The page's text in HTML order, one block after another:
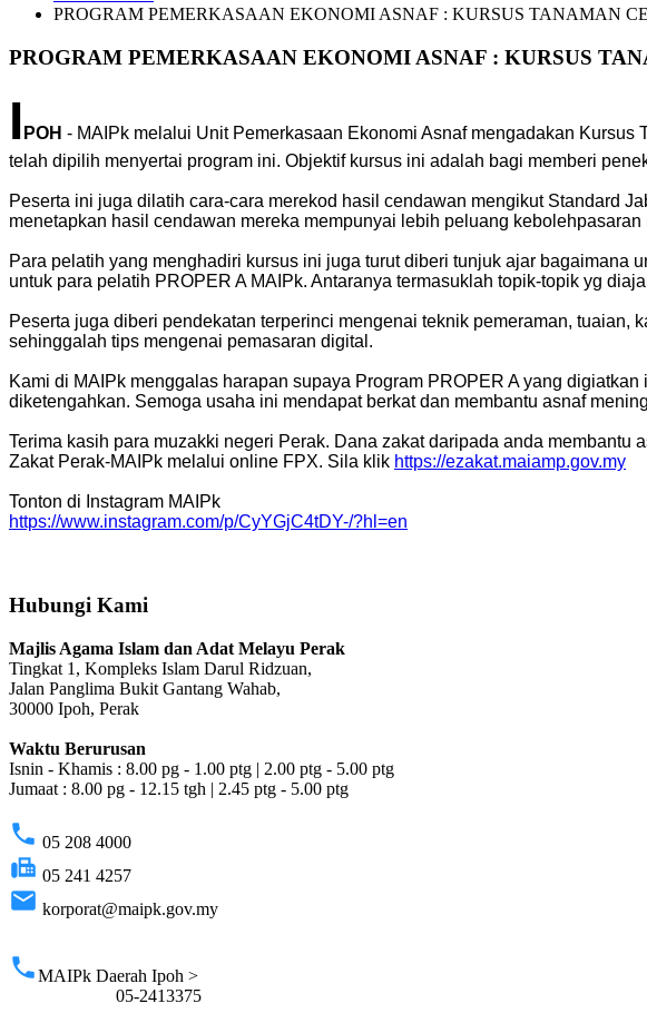
PROGRAM PEMERKASAAN EKONOMI ASNAF : KURSUS TANAMAN
PROGRAM PEMERKASAAN EKONOMI ASNAF : KURSUS
I POH - MAIPk melalui Unit Pemerkasaan Ekonomi Asnaf mengadakan
telah dipilih menyertai program ini. Objektif kursus ini adalah bagi memberi
Peserta ini juga dilatih cara-cara merekod hasil cendawan mengikut Standard
menetapkan hasil cendawan mereka mempunyai lebih peluang
Para pelatih yang menghadiri kursus ini juga turut diberi tunjuk ajar
untuk para pelatih PROPER A MAIPk. Antaranya termasuklah topik-topik yg
Peserta juga diberi pendekatan terperinci mengenai teknik pemeraman,
sehinggalah tips mengenai pemasaran digital.
Kami di MAIPk menggalas harapan supaya Program PROPER A yang
diketengahkan. Semoga usaha ini mendapat berkat dan membantu asnaf
Terima kasih para muzakki negeri Perak. Dana zakat daripada anda
Zakat Perak-MAIPk melalui online FPX. Sila klik https://ezakat.maiamp.gov.my
Tonton di Instagram MAIPk
https://www.instagram.com/p/CyYGjC4tDY-/?hl=en
Hubungi Kami
Majlis Agama Islam dan Adat Melayu Perak
Tingkat 1, Kompleks Islam Darul Ridzuan,
Jalan Panglima Bukit Gantang Wahab,
30000 Ipoh, Perak
Waktu Berurusan
Isnin - Khamis : 8.00 pg - 1.00 ptg | 2.00 ptg - 5.00 ptg
Jumaat : 8.00 pg - 12.15 tgh | 2.45 ptg - 5.00 ptg
phone 05 208 4000
fax 05 241 4257
email korporat@maipk.gov.my
phoneMAIPk Daerah Ipoh >
05-2413375